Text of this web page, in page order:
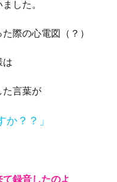
した。
際の心電図（？）
は
た言葉が
か？？」
録音したのよ